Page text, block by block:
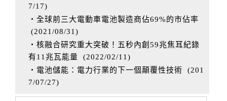
7/17)
‧全球前三大電動車電池製造商佔69%的市佔率
(2021/08/31 )
‧核融合研究重大突破！五秒內創59兆焦耳紀錄
有11兆瓦能量 (2022/02/11 )
‧電池儲能：電力行業的下一個顛覆性技術 (201
7/07/27)